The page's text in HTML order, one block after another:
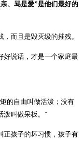
、骂是爱”是他们最好的
而且是毁灭级的摧残。
好说话，才是一个家庭最
的自由叫做活泼；没有
泼叫做呆板。”
正孩子的坏习惯，孩子有